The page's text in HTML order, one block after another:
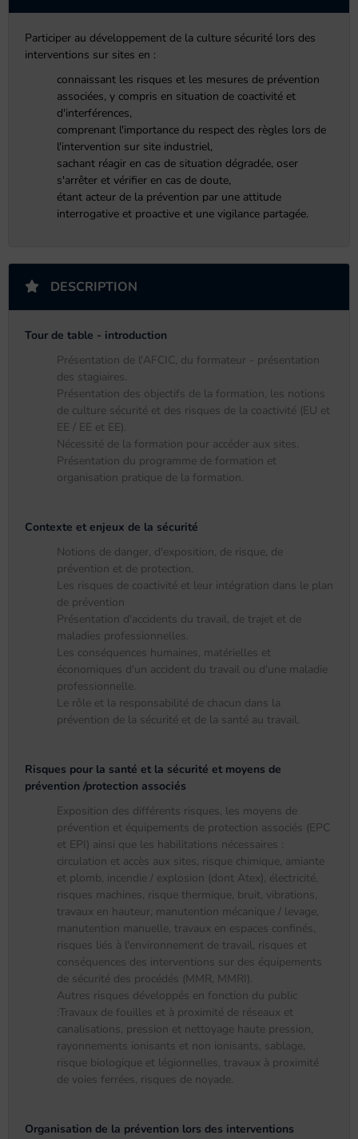
Participer au développement de la culture sécurité lors des
interventions sur sites en :
connaissant les risques et les mesures de prévention
associées, y compris en situation de coactivité et
d'interférences,
comprenant l'importance du respect des règles lors de
l'intervention sur site industriel,
sachant réagir en cas de situation dégradée, oser
s'arrêter et vérifier en cas de doute,
étant acteur de la prévention par une attitude
interrogative et proactive et une vigilance partagée.
DESCRIPTION
Tour de table - introduction
Présentation de l'AFCIC, du formateur - présentation
des stagiaires.
Présentation des objectifs de la formation, les notions
de culture sécurité et des risques de la coactivité (EU et
EE / EE et EE).
Nécessité de la formation pour accéder aux sites.
Présentation du programme de formation et
organisation pratique de la formation.
Contexte et enjeux de la sécurité
Notions de danger, d'exposition, de risque, de
prévention et de protection.
Les risques de coactivité et leur intégration dans le plan
de prévention
Présentation d'accidents du travail, de trajet et de
maladies professionnelles.
Les conséquences humaines, matérielles et
économiques d'un accident du travail ou d'une maladie
professionnelle.
Le rôle et la responsabilité de chacun dans la
prévention de la sécurité et de la santé au travail.
Risques pour la santé et la sécurité et moyens de
prévention /protection associés
Exposition des différents risques, les moyens de
prévention et équipements de protection associés (EPC
et EPI) ainsi que les habilitations nécessaires :
circulation et accès aux sites, risque chimique, amiante
et plomb, incendie / explosion (dont Atex), électricité,
risques machines, risque thermique, bruit, vibrations,
travaux en hauteur, manutention mécanique / levage,
manutention manuelle, travaux en espaces confinés,
risques liés à l'environnement de travail, risques et
conséquences des interventions sur des équipements
de sécurité des procédés (MMR, MMRI).
Autres risques développés en fonction du public
:Travaux de fouilles et à proximité de réseaux et
canalisations, pression et nettoyage haute pression,
rayonnements ionisants et non ionisants, sablage,
risque biologique et légionnelles, travaux à proximité
de voies ferrées, risques de noyade.
Organisation de la prévention lors des interventions